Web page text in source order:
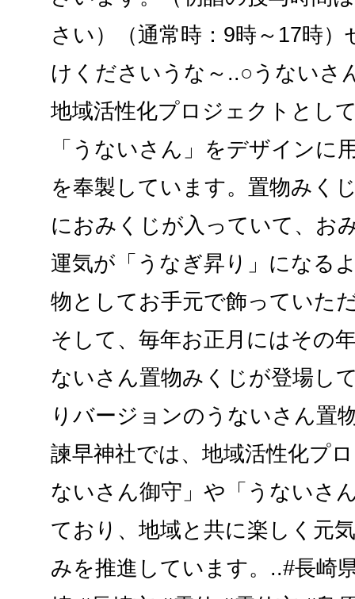
さい）（通常時：9時～17時
けくださいうな～..○うない
地域活性化プロジェクトとし
「うないさん」をデザインに
を奉製しています。置物みく
におみくじが入っていて、お
運気が「うなぎ昇り」になる
物としてお手元で飾っていた
そして、毎年お正月にはその
ないさん置物みくじが登場し
りバージョンのうないさん置
諫早神社では、地域活性化プ
ないさん御守」や「うないさ
ており、地域と共に楽しく元
みを推進しています。..#長崎